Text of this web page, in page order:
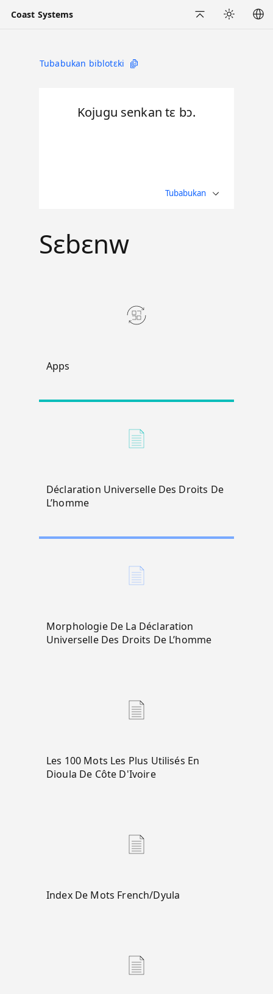
Coast Systems
Tubabukan biblotɛki
Kojugu senkan tɛ bɔ.
Tubabukan
Sɛbɛnw
Apps
Déclaration Universelle Des Droits De
L’homme
Morphologie De La Déclaration
Universelle Des Droits De L’homme
Les 100 Mots Les Plus Utilisés En
Dioula De Côte D'Ivoire
Index De Mots French/Dyula